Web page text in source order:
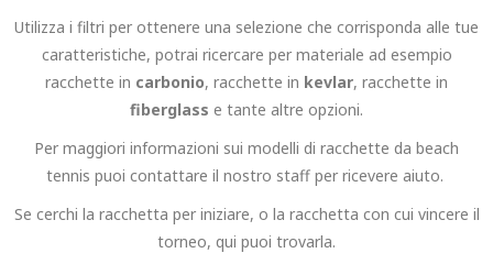
Utilizza i filtri per ottenere una selezione che corrisponda alle tue
caratteristiche, potrai ricercare per materiale ad esempio
racchette in carbonio, racchette in kevlar, racchette in
fiberglass e tante altre opzioni.
Per maggiori informazioni sui modelli di racchette da beach
tennis puoi contattare il nostro staff per ricevere aiuto.
Se cerchi la racchetta per iniziare, o la racchetta con cui vincere il
torneo, qui puoi trovarla.